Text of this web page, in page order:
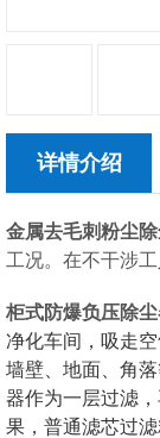
详情介绍
金属去毛刺粉尘
工况。在不干涉
柜式防爆负压除
净化车间，吸走
墙壁、地面、角
器作为一层过滤
果，普通滤芯过